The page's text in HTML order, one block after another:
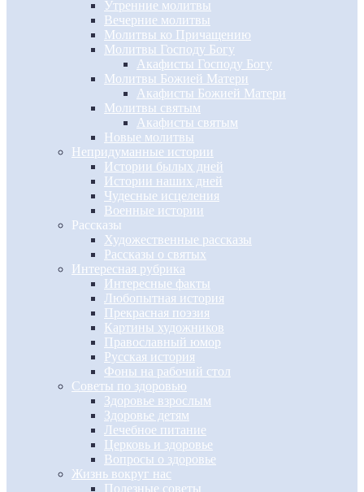
Утренние молитвы
Вечерние молитвы
Молитвы ко Причащению
Молитвы Господу Богу
Акафисты Господу Богу
Молитвы Божией Матери
Акафисты Божией Матери
Молитвы святым
Акафисты святым
Новые молитвы
Непридуманные истории
Истории былых дней
Истории наших дней
Чудесные исцеления
Военные истории
Рассказы
Художественные рассказы
Рассказы о святых
Интересная рубрика
Интересные факты
Любопытная история
Прекрасная поэзия
Картины художников
Православный юмор
Русская история
Фоны на рабочий стол
Советы по здоровью
Здоровье взрослым
Здоровье детям
Лечебное питание
Церковь и здоровье
Вопросы о здоровье
Жизнь вокруг нас
Полезные советы